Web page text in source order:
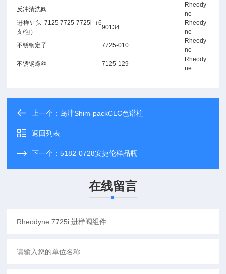
反冲清洗阀
Rheody
ne
进样针头 7125 7725 7725i（6
支/包）
90134
Rheody
ne
不锈钢定子
7725-010
Rheody
ne
不锈钢螺丝
7125-129
Rheody
ne
上一个： 岛津Shim-packCLC色谱柱
返回列表
下一个：5182-0728安捷伦样品瓶
在线留言